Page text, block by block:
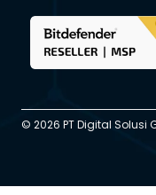
© 2026 PT Digital Solusi